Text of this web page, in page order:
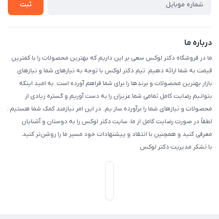
ثبت
درباره ما
ما در فروشگاه دکتر لوکس سعی بر این داریم که بهترین محصولات را با کمترین
قیمت به شما ارائه دهیم. تیم دکتر لوکس با توجه به نیازهای شما و نیازهای
بازار بهترین محصولات و برندها را برای شما فراهم آورده است. به امید اینکه
بتوانیم رضایت کامل تمامی شما عزیزان را به دست آوریم و گستره زیادی از
محصولات و نیازهای شما را برآورده ساز یم. در این امر نیازمند کمک شما هستیم .
لطفاً در صورت رضایت کامل از ما، سایت دکتر لوکس را به دوستان و آشنایان
معرفی کنید و همچنین با انتقاد و پیشنهادات خود مسیر ما را روشن‌تر کنید.
با تشکر مدیریت دکتر لوکس